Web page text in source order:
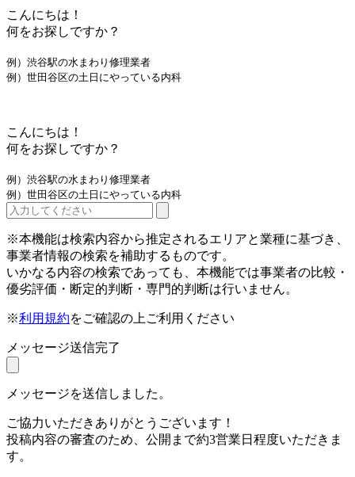
こんにちは！
何をお探しですか？
例）渋谷駅の水まわり修理業者
例）世田谷区の土日にやっている内科
こんにちは！
何をお探しですか？
例）渋谷駅の水まわり修理業者
例）世田谷区の土日にやっている内科
※本機能は検索内容から推定されるエリアと業種に基づき、
事業者情報の検索を補助するものです。
いかなる内容の検索であっても、本機能では事業者の比較・
優劣評価・断定的判断・専門的判断は行いません。
※利用規約をご確認の上ご利用ください
メッセージ送信完了
メッセージを送信しました。
ご協力いただきありがとうございます！
投稿内容の審査のため、公開まで約3営業日程度いただきま
す。